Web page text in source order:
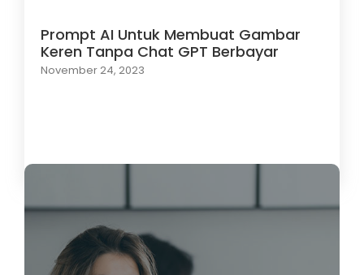
Prompt AI Untuk Membuat Gambar
Keren Tanpa Chat GPT Berbayar
November 24, 2023